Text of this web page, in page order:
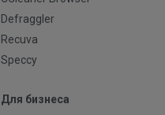
Defraggler
Recuva
Speccy
Для бизнеса